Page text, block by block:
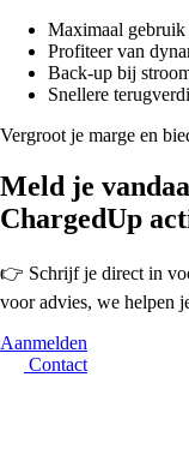
Maximaal gebruik
Profiteer van
Back-up bij
Snellere
Vergroot je marge en
Meld je
ChargedUp
👉 Schrijf je direct in
voor advies, we helpen
Aanmelden
Contact